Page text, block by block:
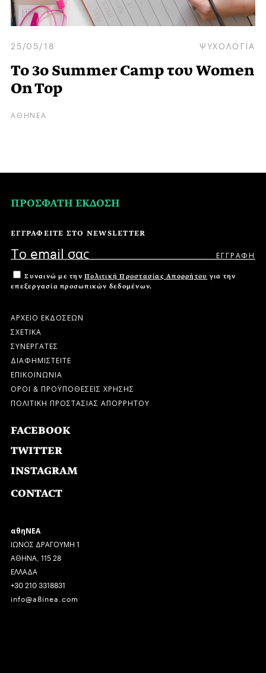
25/05/18 ΨΥΧΟΛΟΓΙΑ
Το 3ο Summer Camp του Women
On Top
ΑΘΗΝΕΑ
ΠΡΟΣΦΑΤΗ ΕΚΔΟΣΗ
ΕΓΓΡΑΦΕΙΤΕ ΣΤΟ NEWSLETTER
Συναινώ με την Πολιτική Προστασίας Απορρήτου για την
επεξεργασία προσωπικών δεδομένων.
ΑΡΧΕΙΟ ΕΚΔΟΣΕΩΝ
ΣΧΕΤΙΚΑ
ΣΥΝΕΡΓΑΤΕΣ
ΔΙΑΦΗΜΙΣΤΕΙΤΕ
ΕΠΙΚΟΙΝΩΝΙΑ
ΟΡΟΙ & ΠΡΟΫΠΟΘΕΣΕΙΣ ΧΡΗΣΗΣ
ΠΟΛΙΤΙΚΗ ΠΡΟΣΤΑΣΙΑΣ ΑΠΟΡΡΗΤΟΥ
FACEBOOK
TWITTER
INSTAGRAM
CONTACT
αθηΝΕΑ
ΙΩΝΟΣ ΔΡΑΓΟΥΜΗ 1
ΑΘΗΝΑ, 115 28
ΕΛΛΑΔΑ
+30 210 3318831
info@a8inea.com